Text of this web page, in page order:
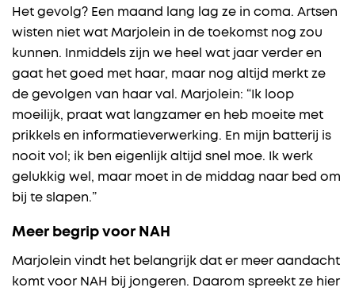
Het gevolg? Een maand lang lag ze in coma. Artsen
wisten niet wat Marjolein in de toekomst nog zou
kunnen. Inmiddels zijn we heel wat jaar verder en
gaat het goed met haar, maar nog altijd merkt ze
de gevolgen van haar val. Marjolein: “Ik loop
moeilijk, praat wat langzamer en heb moeite met
prikkels en informatieverwerking. En mijn batterij is
nooit vol; ik ben eigenlijk altijd snel moe. Ik werk
gelukkig wel, maar moet in de middag naar bed om
bij te slapen.”
Meer begrip voor NAH
Marjolein vindt het belangrijk dat er meer aandacht
komt voor NAH bij jongeren. Daarom spreekt ze hier